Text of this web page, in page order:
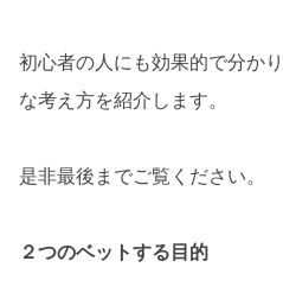
初心者の人にも効果的で分か
な考え方を紹介します。
是非最後までご覧ください。
２つのベットする目的